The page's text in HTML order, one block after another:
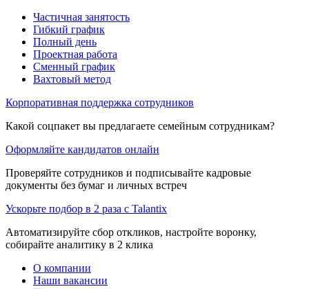
Частичная занятость
Гибкий график
Полный день
Проектная работа
Сменный график
Вахтовый метод
Корпоративная поддержка сотрудников
Какой соцпакет вы предлагаете семейным сотрудникам?
Оформляйте кандидатов онлайн
Проверяйте сотрудников и подписывайте кадровые
документы без бумаг и личных встреч
Ускорьте подбор в 2 раза с Talantix
Автоматизируйте сбор откликов, настройте воронку,
собирайте аналитику в 2 клика
О компании
Наши вакансии